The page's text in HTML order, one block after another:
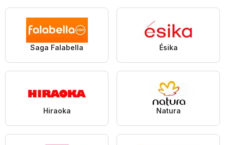
Saga Falabella Ésika
Hiraoka Natura